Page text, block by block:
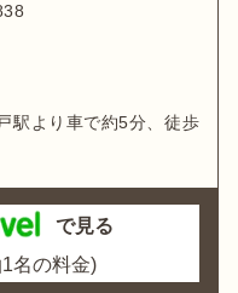
駅より車で約5分、徒歩
で見る
名の料金)